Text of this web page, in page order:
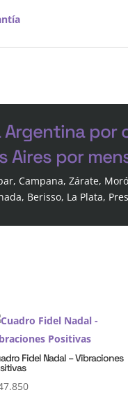
Argentina por
Aires por
Campana, Zárate,
Berisso, La Plata,
Fidel Nadal – Vibraciones